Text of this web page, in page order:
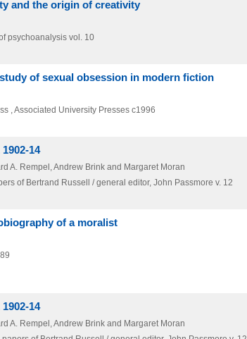
and the origin of creativity
psychoanalysis vol. 10
of sexual obsession in modern fiction
, Associated University Presses c1996
14
A. Rempel, Andrew Brink and Margaret Moran
of Bertrand Russell / general editor, John Passmore v. 12
of a moralist
14
A. Rempel, Andrew Brink and Margaret Moran